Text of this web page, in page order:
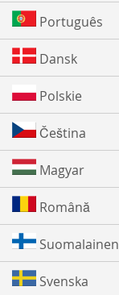
Português
Dansk
Polskie
Čeština
Magyar
Română
Suomalainen
Svenska